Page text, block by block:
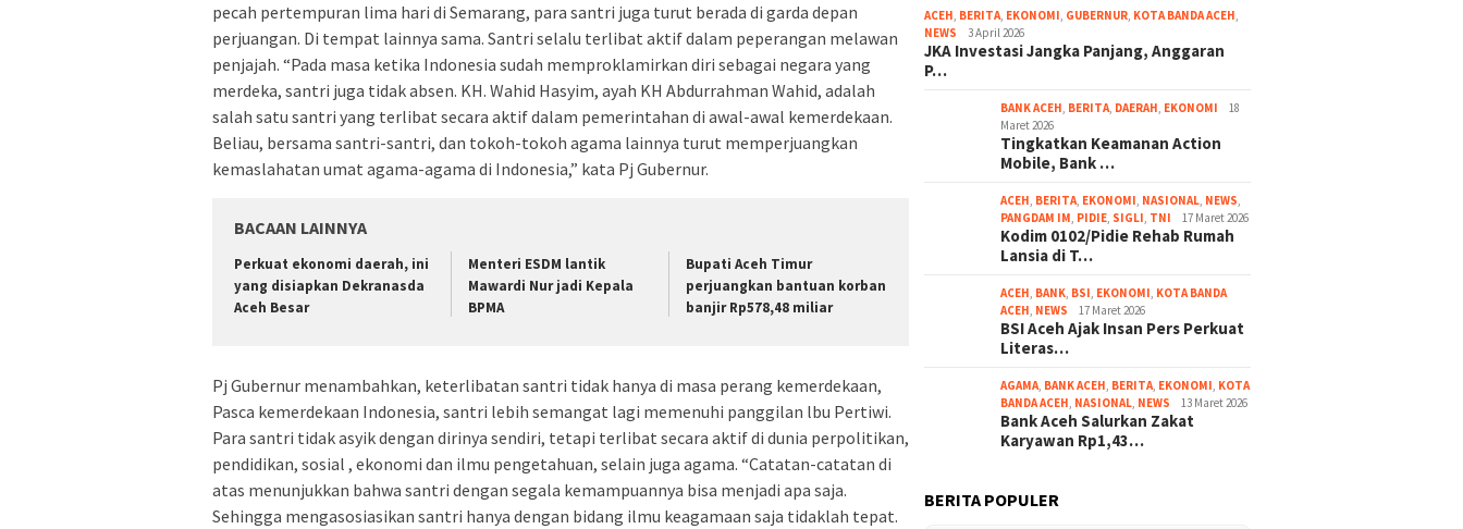
pecah pertempuran lima hari di Semarang, para santri juga turut berada di garda depan
perjuangan. Di tempat lainnya sama. Santri selalu terlibat aktif dalam peperangan melawan
penjajah. “Pada masa ketika Indonesia sudah memproklamirkan diri sebagai negara yang
merdeka, santri juga tidak absen. KH. Wahid Hasyim, ayah KH Abdurrahman Wahid, adalah
salah satu santri yang terlibat secara aktif dalam pemerintahan di awal-awal kemerdekaan.
Beliau, bersama santri-santri, dan tokoh-tokoh agama lainnya turut memperjuangkan
kemaslahatan umat agama-agama di Indonesia,” kata Pj Gubernur.
BACAAN LAINNYA
Perkuat ekonomi daerah, ini
yang disiapkan Dekranasda
Aceh Besar
Menteri ESDM lantik
Mawardi Nur jadi Kepala
BPMA
Bupati Aceh Timur
perjuangkan bantuan korban
banjir Rp578,48 miliar
Pj Gubernur menambahkan, keterlibatan santri tidak hanya di masa perang kemerdekaan,
Pasca kemerdekaan Indonesia, santri lebih semangat lagi memenuhi panggilan lbu Pertiwi.
Para santri tidak asyik dengan dirinya sendiri, tetapi terlibat secara aktif di dunia perpolitikan,
pendidikan, sosial , ekonomi dan ilmu pengetahuan, selain juga agama. “Catatan-catatan di
atas menunjukkan bahwa santri dengan segala kemampuannya bisa menjadi apa saja.
Sehingga mengasosiasikan santri hanya dengan bidang ilmu keagamaan saja tidaklah tepat.
ACEH, BERITA, EKONOMI, GUBERNUR, KOTA BANDA ACEH,
NEWS
3 April 2026
JKA Investasi Jangka Panjang, Anggaran
P…
BANK ACEH, BERITA, DAERAH, EKONOMI
18
Maret 2026
Tingkatkan Keamanan Action
Mobile, Bank …
ACEH, BERITA, EKONOMI, NASIONAL, NEWS,
PANGDAM IM, PIDIE, SIGLI, TNI 17 Maret 2026
Kodim 0102/Pidie Rehab Rumah
Lansia di T…
ACEH, BANK, BSI, EKONOMI, KOTA BANDA
ACEH, NEWS 17 Maret 2026
BSI Aceh Ajak Insan Pers Perkuat
Literas…
AGAMA, BANK ACEH, BERITA, EKONOMI, KOTA
BANDA ACEH, NASIONAL, NEWS 13 Maret 2026
Bank Aceh Salurkan Zakat
Karyawan Rp1,43…
BERITA POPULER